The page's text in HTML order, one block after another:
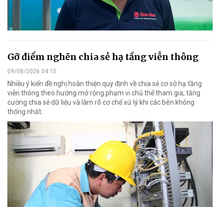
Gỡ điểm nghẽn chia sẻ hạ tầng viễn thông
09/08/2026 04:15
Nhiều ý kiến đề nghị hoàn thiện quy định về chia sẻ cơ sở hạ tầng
viễn thông theo hướng mở rộng phạm vi chủ thể tham gia, tăng
cường chia sẻ dữ liệu và làm rõ cơ chế xử lý khi các bên không
thống nhất.